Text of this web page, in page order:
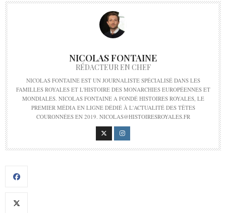
NICOLAS FONTAINE
RÉDACTEUR EN CHEF
NICOLAS FONTAINE EST UN JOURNALISTE SPÉCIALISÉ DANS LES
FAMILLES ROYALES ET L'HISTOIRE DES MONARCHIES EUROPÉENNES ET
MONDIALES. NICOLAS FONTAINE A FONDÉ HISTOIRES ROYALES, LE
PREMIER MÉDIA EN LIGNE DÉDIÉ À L'ACTUALITÉ DES TÊTES
COURONNÉES EN 2019. NICOLAS@HISTOIRESROYALES.FR